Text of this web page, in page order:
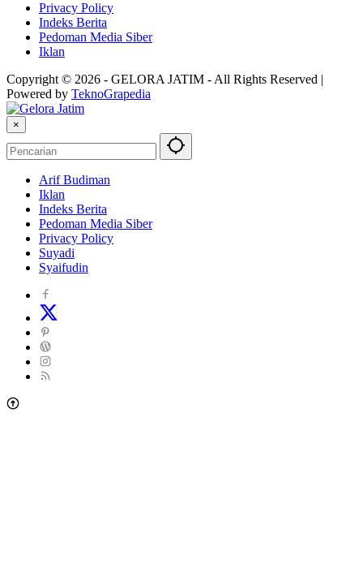
Privacy Policy
Indeks Berita
Pedoman Media Siber
Iklan
Copyright © 2026 - GELORA JATIM - All Rights Reserved |
Powered by TeknoGrapedia
×
Arif Budiman
Iklan
Indeks Berita
Pedoman Media Siber
Privacy Policy
Suyadi
Syaifudin